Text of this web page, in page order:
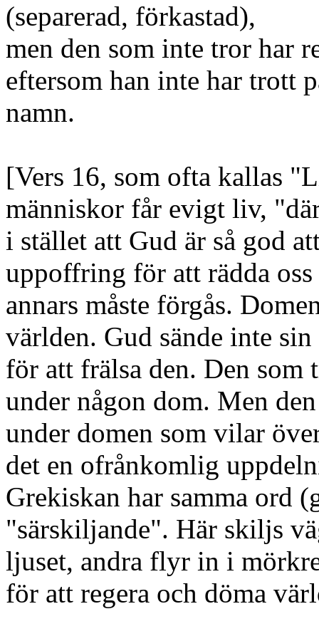
(separerad, förkastad),
men den som inte tror har
eftersom han inte har trott
namn.
[Vers 16, som ofta kallas
människor får evigt liv,
i stället att Gud är så god
uppoffring för att rädda
annars måste förgås.
världen. Gud sände inte
för att frälsa den. Den
under någon dom. Men
under domen som vilar
det en ofrånkomlig
Grekiskan har samma ord
"särskiljande". Här skiljs
ljuset, andra flyr in i
för att regera och döma